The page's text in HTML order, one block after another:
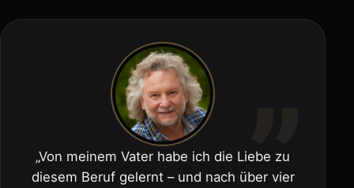
„Von meinem Vater habe ich die Liebe zu
diesem Beruf gelernt – und nach über vier